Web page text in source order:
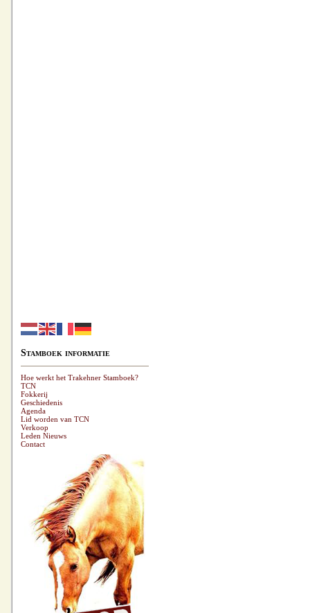
Stamboek informatie
Hoe werkt het Trakehner Stamboek?
TCN
Fokkerij
Geschiedenis
Agenda
Lid worden van TCN
Verkoop
Leden Nieuws
Contact